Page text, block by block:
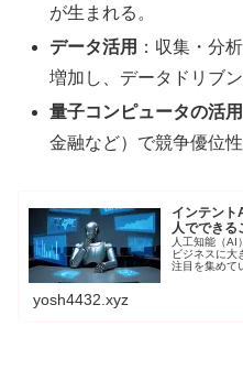
が生まれる。
データ活用 ：収集・分
増加し、データドリブ
量子コンピュータの活用
金融など）で競争優位
インテント
人でできる
人工知能（AI
ビジネスに大
注目を集めて
インテント
yosh4432.xyz